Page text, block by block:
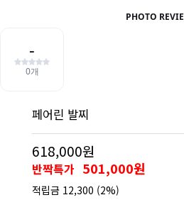
페어린 발찌
618,000원
반짝특가 501,000원
적립금 12,300 (2%)